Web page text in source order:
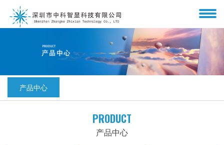
产品中心
PRODUCT
产品中心